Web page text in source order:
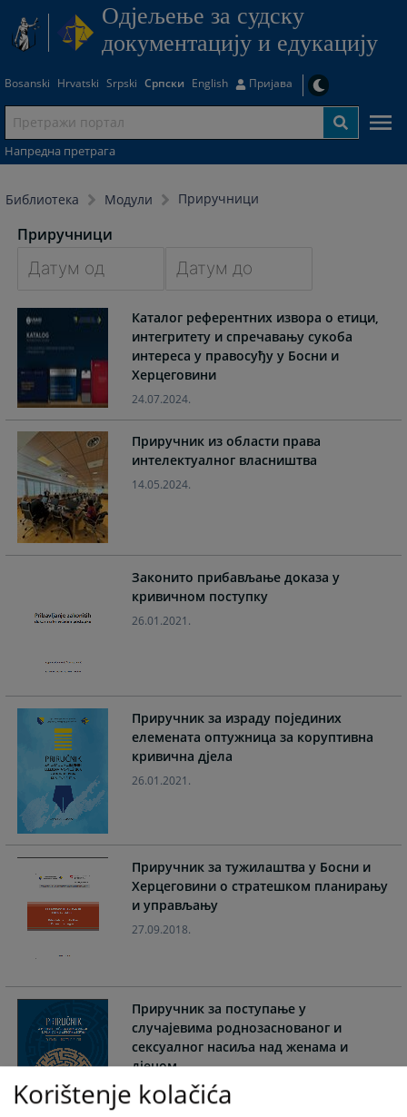
Одjељење за судску
документацију и едукацију
Bosanski Hrvatski Srpski Српски English Пријава
Напредна претрага
Библиотека Модули Приручници
Приручници
forward
to
interact
with
the
calendar
and
select
a
date.
Press
the
question
keyboard
shortcuts
for
changing
dates.
forward
to
interact
with
the
calendar
and
select
a
question
mark
key
to
shortcuts
for
changing
dates.
Каталог референтних извора о етици,
интегритету и спречавању сукоба
интереса у правосуђу у Босни и
Херцеговини
24.07.2024.
Приручник из области права
интелектуалног власништва
14.05.2024.
Законито прибављање доказа у
кривичном поступку
26.01.2021.
Приручник за израду појединих
елемената оптужница за коруптивна
кривична дјела
26.01.2021.
Приручник за тужилаштва у Босни и
Херцеговини о стратешком планирању
и управљању
27.09.2018.
Приручник за поступање у
случајевима роднозаснованог и
сексуалног насиља над женама и
дјецом
27.09.2018.
Korištenje kolačića